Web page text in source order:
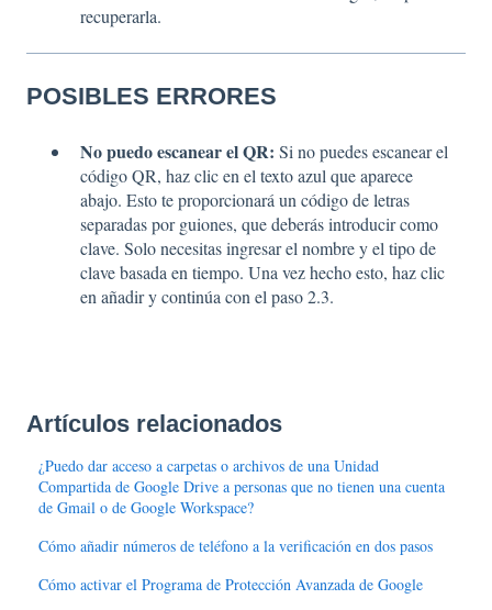
recuperarla.
POSIBLES ERRORES
No puedo escanear el QR: Si no puedes escanear el
código QR, haz clic en el texto azul que aparece
abajo. Esto te proporcionará un código de letras
separadas por guiones, que deberás introducir como
clave. Solo necesitas ingresar el nombre y el tipo de
clave basada en tiempo. Una vez hecho esto, haz clic
en añadir y continúa con el paso 2.3.
Artículos relacionados
¿Puedo dar acceso a carpetas o archivos de una Unidad
Compartida de Google Drive a personas que no tienen una cuenta
de Gmail o de Google Workspace?
Cómo añadir números de teléfono a la verificación en dos pasos
Cómo activar el Programa de Protección Avanzada de Google